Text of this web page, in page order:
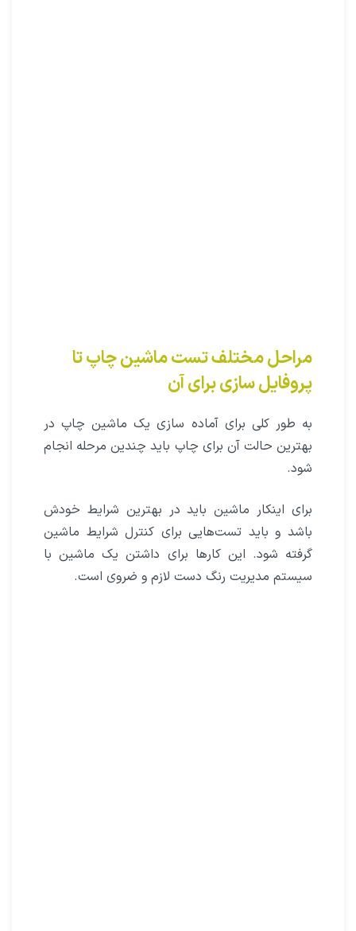
مراحل مختلف تست ماشین چاپ تا
پروفایل سازی برای آن
به طور کلی برای آماده سازی یک ماشین چاپ در
بهترین حالت آن برای چاپ باید چندین مرحله انجام
شود.
برای اینکار ماشین باید در بهترین شرایط خودش
باشد و باید تست‌هایی برای کنترل شرایط ماشین
گرفته شود. این کار‌ها برای داشتن یک ماشین با
سیستم مدیریت رنگ دست لازم و ضروی است.